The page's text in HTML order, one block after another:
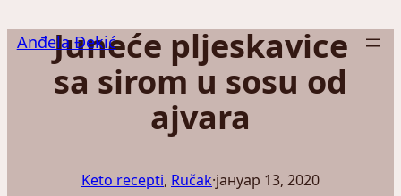
на
садржај
Anđela Đekić
Juneće pljeskavice
sa sirom u sosu od
ajvara
Keto recepti, Ručak·јануар 13, 2020